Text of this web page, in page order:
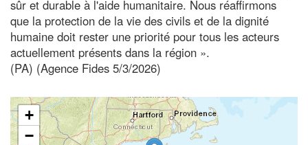
sûr et durable à l'aide humanitaire. Nous réaffirmons
que la protection de la vie des civils et de la dignité
humaine doit rester une priorité pour tous les acteurs
actuellement présents dans la région ».
(PA) (Agence Fides 5/3/2026)
+
−